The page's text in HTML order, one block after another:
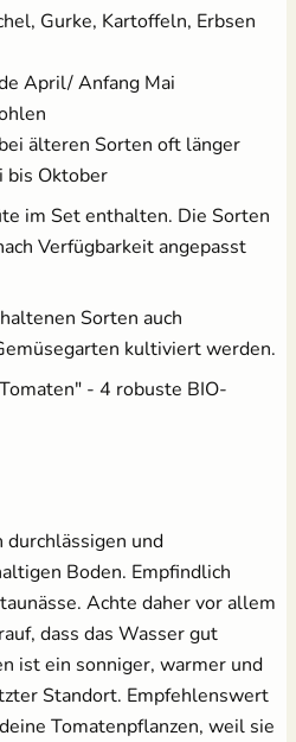
Gurke, Kartoffeln, Erbsen
April/ Anfang Mai
älteren Sorten oft länger
bis Oktober
im Set enthalten. Die Sorten
Verfügbarkeit angepasst
Sorten auch
kultiviert werden.
- 4 robuste BIO-
und
Boden. Empfindlich
Achte daher vor allem
dass das Wasser gut
ist ein sonniger, warmer und
Standort. Empfehlenswert
Tomatenpflanzen, weil sie